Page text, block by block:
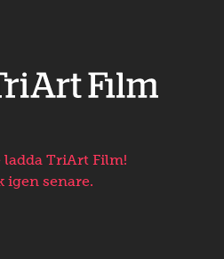
ladda TriArt Film!
igen senare.